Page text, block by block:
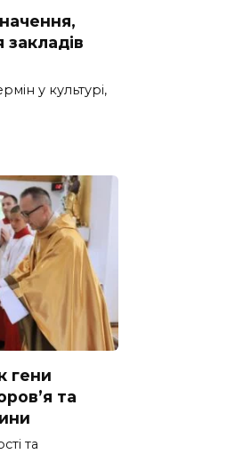
закладів
у культурі,
гени
та
та